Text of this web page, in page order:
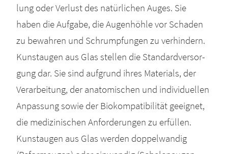
lung oder Ver­lust des natür­li­chen Auges. Sie
haben die Auf­ga­be, die Augen­höh­le vor Scha­den
zu bewah­ren und Schrump­fun­gen zu ver­hin­dern.
Kunst­au­gen aus Glas stel­len die Stan­dard­ver­sor­
gung dar. Sie sind auf­grund ihres Mate­ri­als, der
Ver­ar­bei­tung, der ana­to­mi­schen und indi­vi­du­el­len
Anpas­sung sowie der Bio­kom­pa­ti­bi­li­tät geeig­net,
die medi­zi­ni­schen Anfor­de­run­gen zu erfül­len.
Kunst­au­gen aus Glas wer­den dop­pel­wan­dig